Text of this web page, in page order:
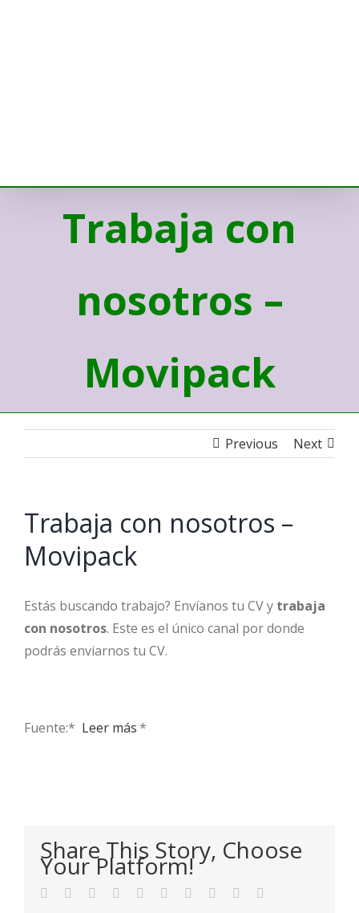
Trabaja con
nosotros –
Movipack
Previous Next
Trabaja con nosotros –
Movipack
Estás buscando trabajo? Envíanos tu CV y trabaja
con nosotros. Este es el único canal por donde
podrás enviarnos tu CV.
Fuente:* ​ Leer más*
Share This Story, Choose
Your Platform!
Facebook
TwitterLinkedIn
Reddit WhatsApp
TumblrPinterest Xing